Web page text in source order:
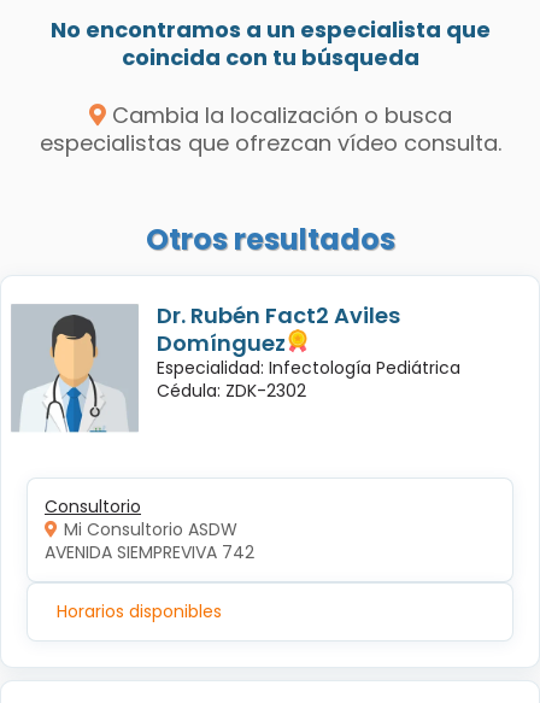
No encontramos a un especialista que
coincida con tu búsqueda
Cambia la localización o busca
especialistas que ofrezcan vídeo consulta.
Otros resultados
Dr. Rubén Fact2 Aviles
Domínguez
Especialidad: Infectología Pediátrica
Cédula: ZDK-2302
Consultorio
Mi Consultorio ASDW
AVENIDA SIEMPREVIVA 742
Horarios disponibles